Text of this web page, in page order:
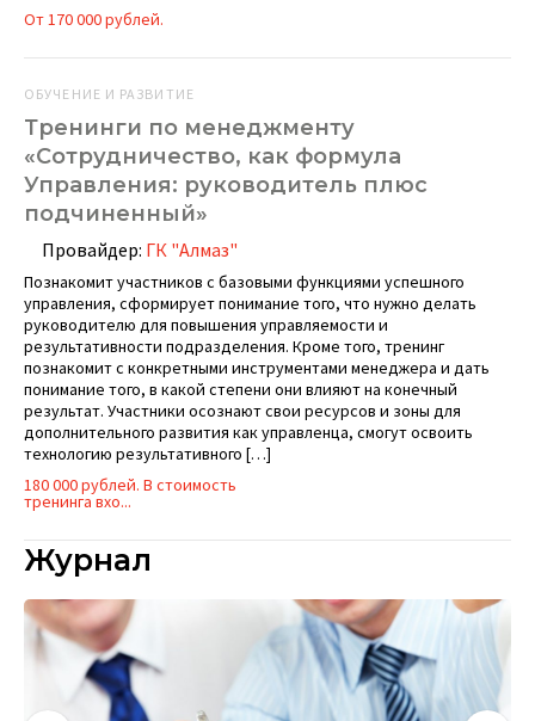
От 170 000 рублей.
ОБУЧЕНИЕ И РАЗВИТИЕ
Тренинги по менеджменту
«Сотрудничество, как формула
Управления: руководитель плюс
подчиненный»
Провайдер: ГК "Алмаз"
Познакомит участников с базовыми функциями успешного
управления, сформирует понимание того, что нужно делать
руководителю для повышения управляемости и
результативности подразделения. Кроме того, тренинг
познакомит с конкретными инструментами менеджера и дать
понимание того, в какой степени они влияют на конечный
результат. Участники осознают свои ресурсов и зоны для
дополнительного развития как управленца, смогут освоить
технологию результативного […]
180 000 рублей. В стоимость
тренинга вхо...
Журнал